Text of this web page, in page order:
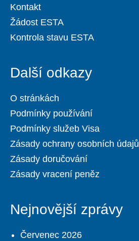
Kontakt
Žádost ESTA
Kontrola stavu ESTA
Další odkazy
O stránkách
Podmínky používání
Podmínky služeb Visa
Zásady ochrany osobních údajů
Zásady doručování
Zásady vracení peněz
Nejnovější zprávy
Červenec 2026